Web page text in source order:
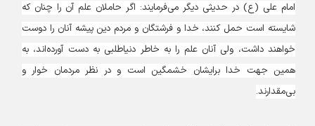
امام علی (ع) در حدیثی دیگر می‌فرمایند: اگر حاملان علم آن را چنان که
شایسته است حمل کنند، خدا و فرشتگان و مردم دین پیشه آنان را دوست
خواهند داشت، ولی آنان علم را به خاطر دنیا‌طلبی به دست آورده‌اند، به
همین جهت خدا برایشان خشمگین است و در نظر مردمان خوار و
بی‌مقدارند.